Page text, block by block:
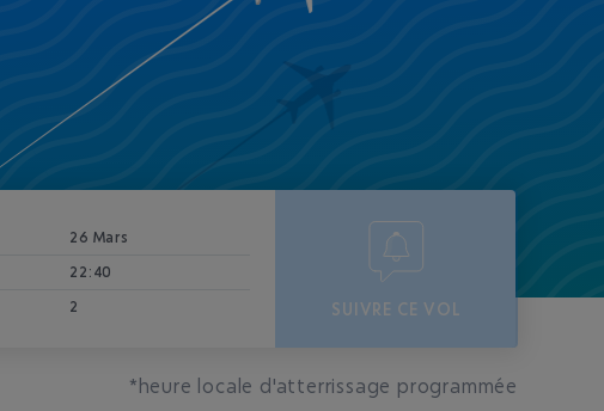
26 Mars
22:40
2 SUIVRE CE VOL
*heure locale d'atterrissage programmée